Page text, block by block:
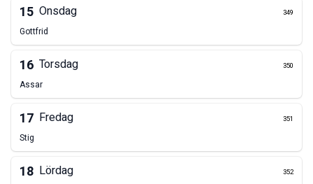
15 Onsdag 349
Gottfrid
16 Torsdag 350
Assar
17 Fredag 351
Stig
18 Lördag 352